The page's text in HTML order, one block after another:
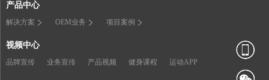
产品中心
解决方案 OEM业务 项目案例
视频中心
品牌宣传 业务宣传 产品视频 健身课程 运动APP